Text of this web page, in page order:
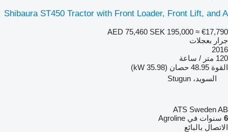
Shibaura ST450 Tractor with Front Loader, Front Lift, and A
AED 75,460 SEK 195,000 ≈ €17,790
جرار بعجلات
2016
120 متر / ساعة
القوة 48.95 حصان (35.98 kW)
السويد، Stugun
ATS Sweden AB
6 سنوات في Agroline
الاتصال بالبائع